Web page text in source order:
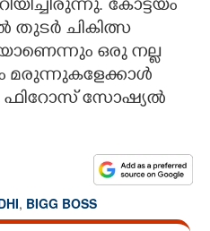
കോട്ടയം
തുടർ ചികിത്സ
ഒരു നല്ല
മരുന്നുകളേക്കാൾ
ഫിറോസ് സോഷ്യൽ
, BIGG BOSS